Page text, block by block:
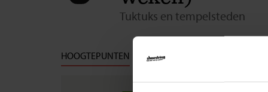
Tuktuks en tempelsteden
HOOGTEPUNTEN DAG TOT DAG